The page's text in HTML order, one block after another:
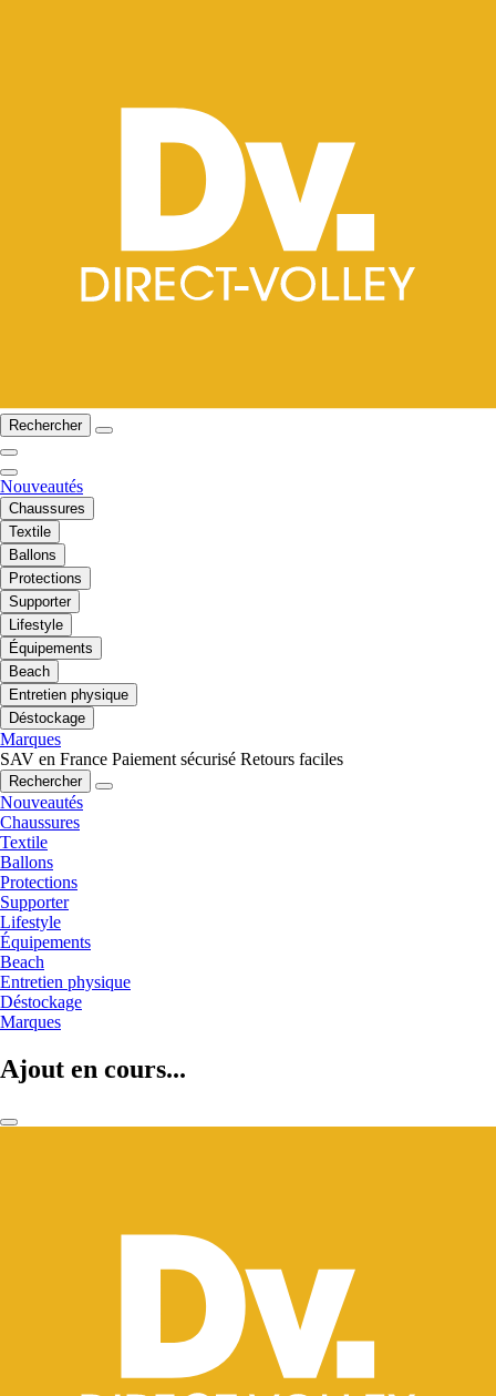
Rechercher
Nouveautés
Chaussures
Textile
Ballons
Protections
Supporter
Lifestyle
Équipements
Beach
Entretien physique
Déstockage
Marques
SAV en France Paiement sécurisé Retours faciles
Rechercher
Nouveautés
Chaussures
Textile
Ballons
Protections
Supporter
Lifestyle
Équipements
Beach
Entretien physique
Déstockage
Marques
Ajout en cours...